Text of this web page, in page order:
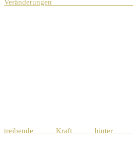
treibende Kraft hinter